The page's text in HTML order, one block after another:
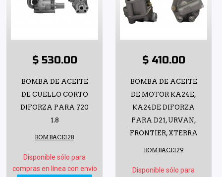
$ 530.00
BOMBA DE ACEITE
DE CUELLO CORTO
DIFORZA PARA 720
1.8
BOMBACEI28
Disponible sólo para
compras en línea con envío
$ 410.00
BOMBA DE ACEITE
DE MOTOR KA24E,
KA24DE DIFORZA
PARA D21, URVAN,
FRONTIER, XTERRA
BOMBACEI29
Disponible sólo para